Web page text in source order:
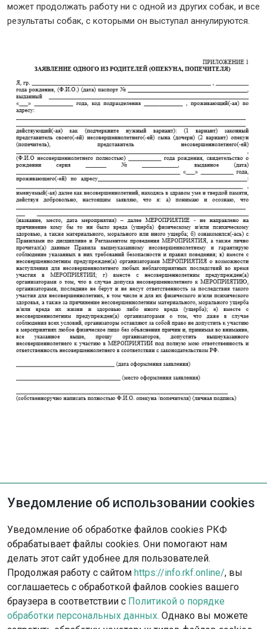
может продолжать работу ни с одной из других собак, и все
результаты собак, с которыми он выступал аннулируются.
Опишите ситуацию - наша команда
с радостью поможет вам.
Обратиться в поддержку
Уведомление об использовании cookies
Уведомление об обработке файлов cookies РКФ
обрабатывает файлы cookies. Они помогают нам
делать этот сайт удобнее для пользователей.
Продолжая работу с сайтом https://info.rkf.online/, вы
соглашаетесь с обработкой файлов cookies вашего
браузера в соответствии с Политикой о порядке
обработки персональных данных. Однако вы можете